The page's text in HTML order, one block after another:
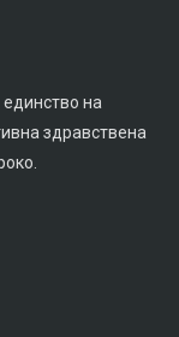
на
здравствена